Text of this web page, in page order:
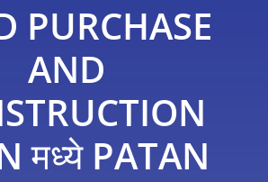
PURCHASE
AND
मध्ये PATAN